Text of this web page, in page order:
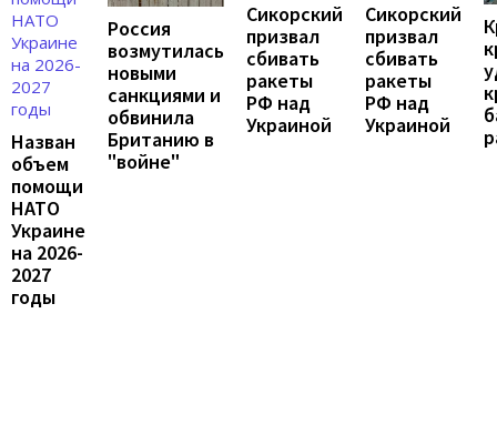
Назван
объем
помощи
НАТО
Украине
на 2026-
2027
годы
Россия
возмутилась
новыми
санкциями и
обвинила
Британию в
"войне"
Сикорский
призвал
сбивать
ракеты
РФ над
Украиной
Сикорский
призвал
сбивать
ракеты
РФ над
Украиной